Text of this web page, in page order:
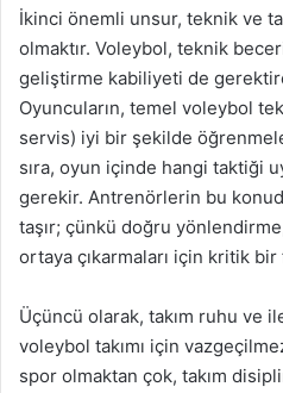
İkinci önemli unsur, teknik ve
olmaktır. Voleybol, teknik
geliştirme kabiliyeti de
Oyuncuların, temel voleybol
servis) iyi bir şekilde
sıra, oyun içinde hangi taktiği
gerekir. Antrenörlerin bu
taşır; çünkü doğru
ortaya çıkarmaları için kritik
Üçüncü olarak, takım ruhu ve
voleybol takımı için
spor olmaktan çok, takım